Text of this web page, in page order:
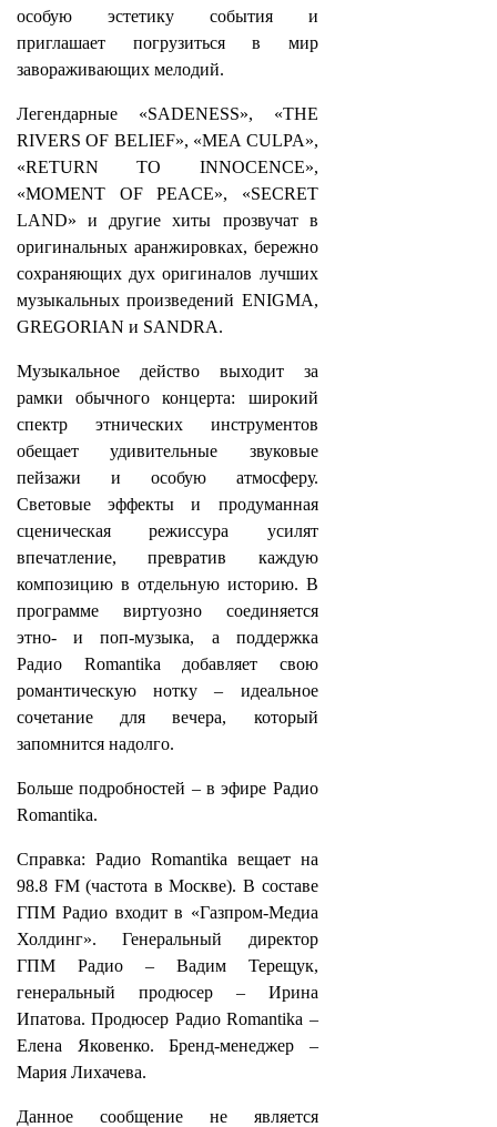
особую эстетику события и
приглашает погрузиться в мир
завораживающих мелодий.
Легендарные «SADENESS», «THE
RIVERS OF BELIEF», «MEA CULPA»,
«RETURN TO INNOCENCE»,
«MOMENT OF PEACE», «SECRET
LAND» и другие хиты прозвучат в
оригинальных аранжировках, бережно
сохраняющих дух оригиналов лучших
музыкальных произведений ENIGMA,
GREGORIAN и SANDRA.
Музыкальное действо выходит за
рамки обычного концерта: широкий
спектр этнических инструментов
обещает удивительные звуковые
пейзажи и особую атмосферу.
Световые эффекты и продуманная
сценическая режиссура усилят
впечатление, превратив каждую
композицию в отдельную историю. В
программе виртуозно соединяется
этно- и поп-музыка, а поддержка
Радио Romantika добавляет свою
романтическую нотку – идеальное
сочетание для вечера, который
запомнится надолго.
Больше подробностей – в эфире Радио
Romantika.
Справка: Радио Romantika вещает на
98.8 FM (частота в Москве). В составе
ГПМ Радио входит в «Газпром-Медиа
Холдинг». Генеральный директор
ГПМ Радио – Вадим Терещук,
генеральный продюсер – Ирина
Ипатова. Продюсер Радио Romantika –
Елена Яковенко. Бренд-менеджер –
Мария Лихачева.
Данное сообщение не является